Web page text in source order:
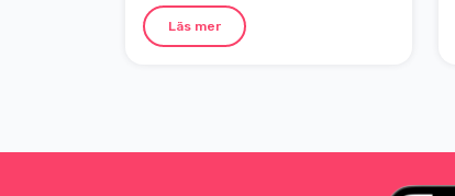
hur amningen fungerar. Här går vi
igenom vad som gäller vid både
Läs mer